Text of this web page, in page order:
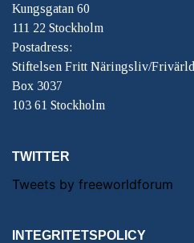
Kungsgatan 60
111 22 Stockholm
Postadress:
Stiftelsen Fritt Näringsliv/Frivärld
Box 3037
103 61 Stockholm
TWITTER
Tweets by freeworldforum
INTEGRITETSPOLICY